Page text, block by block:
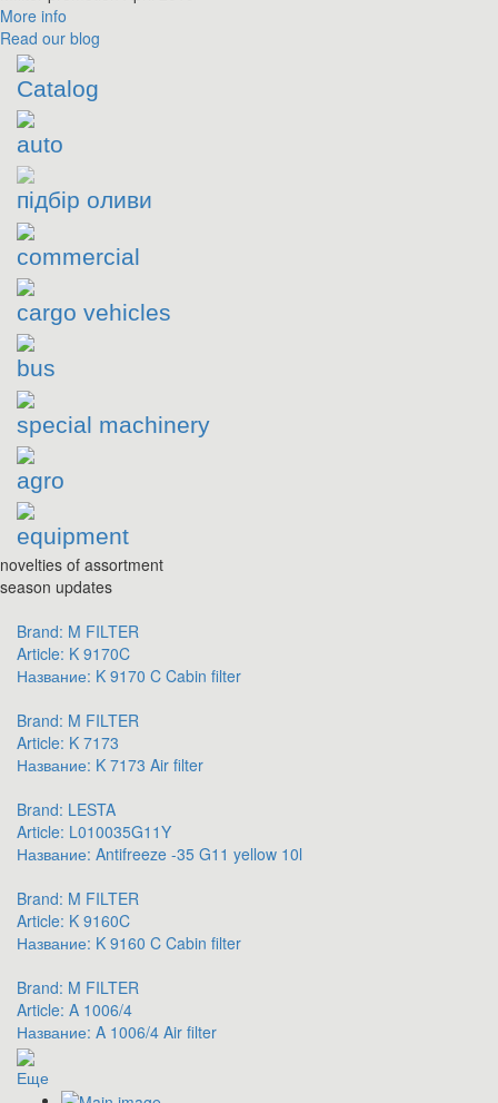
More info
Read our blog
Catalog
auto
підбір оливи
commercial
cargo vehicles
bus
special machinery
agro
equipment
novelties of assortment
season updates
Brand: M FILTER
Article: K 9170C
Название: K 9170 C Cabin filter
Brand: M FILTER
Article: K 7173
Название: K 7173 Air filter
Brand: LESTA
Article: L010035G11Y
Название: Antifreeze -35 G11 yellow 10l
Brand: M FILTER
Article: K 9160C
Название: K 9160 C Cabin filter
Brand: M FILTER
Article: A 1006/4
Название: A 1006/4 Air filter
Еще